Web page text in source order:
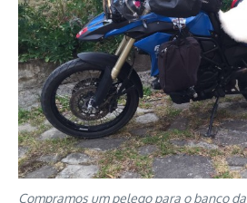
Compramos um pelego para o banco